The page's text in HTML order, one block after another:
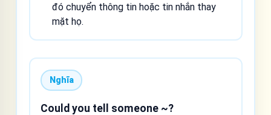
đó chuyển thông tin hoặc tin nhắn thay
mặt họ.
Nghĩa
Could you tell someone ~?